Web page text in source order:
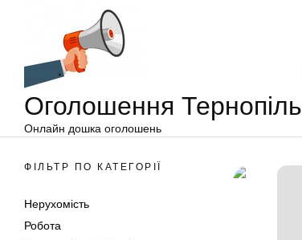
Оголошення Тернопіль
Онлайн дошка оголошень
ФІЛЬТР ПО КАТЕГОРІЇ
Нерухомість
Робота